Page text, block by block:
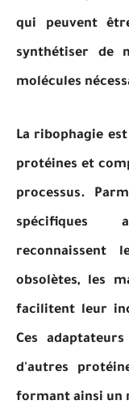
qui peuvent
synthétiser de
molécules
La ribophagie
protéines et
processus.
spécifiques
reconnaissent
obsolètes, les
facilitent leur
Ces
d'autres
formant ainsi un